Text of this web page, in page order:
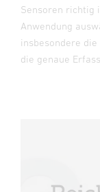
Sensoren richtig
Anwendung
insbesondere
die genaue